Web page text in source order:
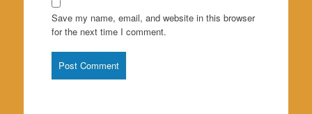
Save my name, email, and website in this browser
for the next time I comment.